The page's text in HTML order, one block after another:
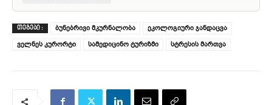
ᲗᲔᲒᲔᲑᲘ : ბუნებრივი მკურნალობა
ეკოლოგიური ჯანდაცვა
ველნეს კურორტი
სამედიცინო ტურიზმი სტრესის მართვა